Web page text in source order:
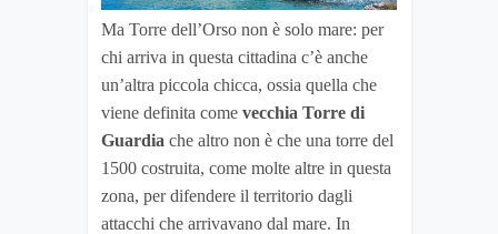
Ma Torre dell’Orso non è solo mare: per
chi arriva in questa cittadina c’è anche
un’altra piccola chicca, ossia quella che
viene definita come vecchia Torre di
Guardia che altro non è che una torre del
1500 costruita, come molte altre in questa
zona, per difendere il territorio dagli
attacchi che arrivavano dal mare. In